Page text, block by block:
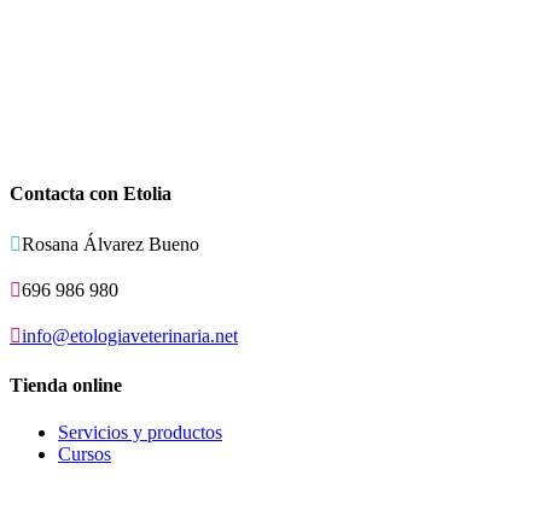
Contacta con Etolia
Rosana Álvarez Bueno
696 986 980
info@etologiaveterinaria.net
Tienda online
Servicios y productos
Cursos